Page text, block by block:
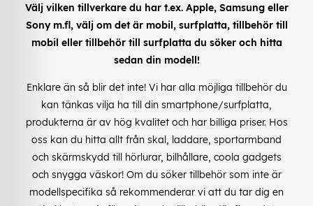
Välj vilken tillverkare du har t.ex. Apple, Samsung eller
Sony m.fl, välj om det är mobil, surfplatta, tillbehör till
mobil eller tillbehör till surfplatta du söker och hitta
sedan din modell!
Enklare än så blir det inte! Vi har alla möjliga tillbehör du
kan tänkas vilja ha till din smartphone/surfplatta,
produkterna är av hög kvalitet och har billiga priser. Hos
oss kan du hitta allt från skal, laddare, sportarmband
och skärmskydd till hörlurar, bilhållare, coola gadgets
och snygga väskor! Om du söker tillbehör som inte är
modellspecifika så rekommenderar vi att du tar dig en